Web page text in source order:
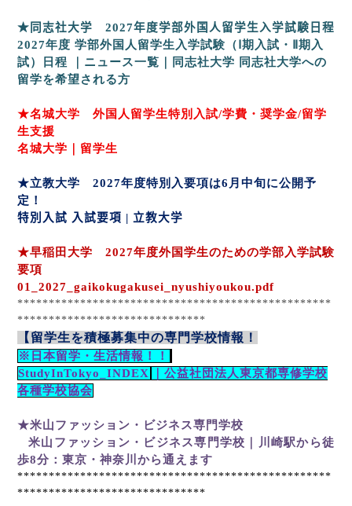
★同志社大学 2027年度学部外国人留学生入学試験日程
2027年度 学部外国人留学生入学試験（Ⅰ期入試・Ⅱ期入
試）日程
｜ニュース一覧｜同志社大学 同志社大学への
留学を希望される方
★名城大学 外国人留学生特別入試/学費・奨学金/留学
生支援
名城大学｜留学生
★立教大学 2027年度特別入要項は6 月中旬に公開予
定！
特別入試 入試要項 | 立教大学
★早稲田大学 2027年度外国学生のための学部入学試験
要項
01_2027_gaikokugakusei_nyushiyoukou.pdf
**************************************************
******************************
【留学生を積極募集中の専門学校情報！
※日本留学・生活情報！！
StudyInTokyo_INDEX
｜公益社団法人東京都専修学校
各種学校協会
★米山ファッション・ビジネス専門学校
米山ファッション・ビジネス専門学校｜川崎駅から徒
歩8分：東京・神奈川から通えます
**************************************************
******************************